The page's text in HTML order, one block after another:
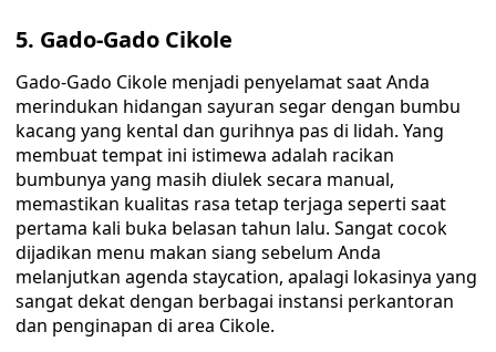
5. Gado-Gado Cikole
Gado-Gado Cikole menjadi penyelamat saat Anda
merindukan hidangan sayuran segar dengan bumbu
kacang yang kental dan gurihnya pas di lidah. Yang
membuat tempat ini istimewa adalah racikan
bumbunya yang masih diulek secara manual,
memastikan kualitas rasa tetap terjaga seperti saat
pertama kali buka belasan tahun lalu. Sangat cocok
dijadikan menu makan siang sebelum Anda
melanjutkan agenda staycation, apalagi lokasinya yang
sangat dekat dengan berbagai instansi perkantoran
dan penginapan di area Cikole.